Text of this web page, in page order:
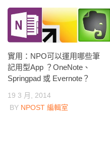
實用：NPO可以運用哪些筆
記用型App ？OneNote、
Springpad 或 Evernote？
19 3 月, 2014
BY NPOST 編輯室